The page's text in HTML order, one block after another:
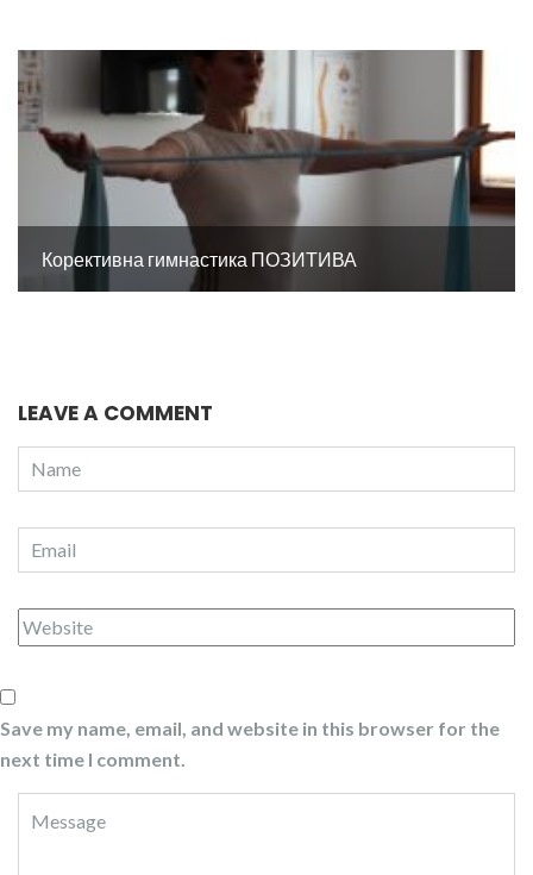
Корективна гимнастика ПОЗИТИВА
LEAVE A COMMENT
Save my name, email, and website in this browser for the
next time I comment.